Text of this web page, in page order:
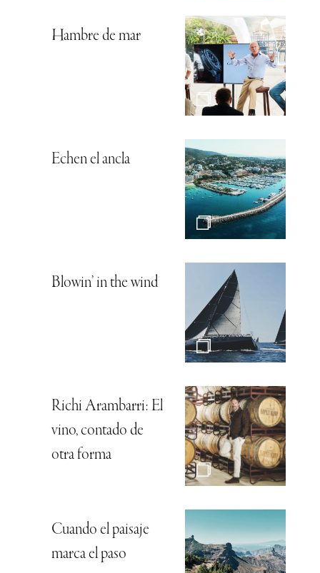
Hambre de mar
Echen el ancla
Blowin’ in the wind
Richi Arambarri: El
vino, contado de
otra forma
Cuando el paisaje
marca el paso